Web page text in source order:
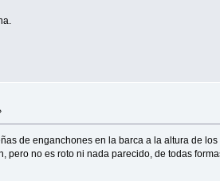
de enganchones en la barca a la altura de
pero no es roto ni nada parecido, de todas